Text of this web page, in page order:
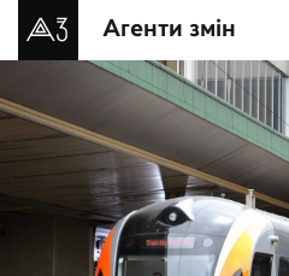
Агенти змін